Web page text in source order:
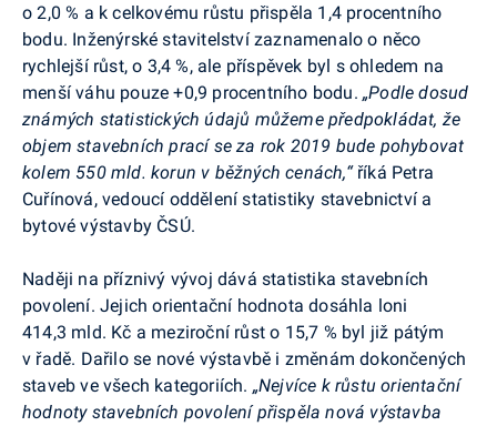
o 2,0 % a k celkovému růstu přispěla 1,4 procentního
bodu. Inženýrské stavitelství zaznamenalo o něco
rychlejší růst, o 3,4 %, ale příspěvek byl s ohledem na
menší váhu pouze +0,9 procentního bodu. „Podle dosud
známých statistických údajů můžeme předpokládat, že
objem stavebních prací se za rok 2019 bude pohybovat
kolem 550 mld. korun v běžných cenách,“říká Petra
Cuřínová, vedoucí oddělení statistiky stavebnictví a
bytové výstavby ČSÚ.
Naději na příznivý vývoj dává statistika stavebních
povolení. Jejich orientační hodnota dosáhla loni
414,3 mld. Kč a meziroční růst o 15,7 % byl již pátým
v řadě. Dařilo se nové výstavbě i změnám dokončených
staveb ve všech kategoriích. „Nejvíce k růstu orientační
hodnoty stavebních povolení přispěla nová výstavba